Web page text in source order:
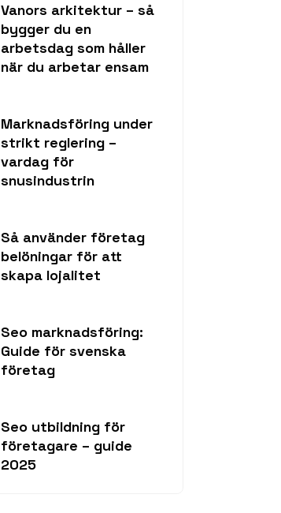
Vanors arkitektur – så
bygger du en
arbetsdag som håller
när du arbetar ensam
Marknadsföring under
strikt reglering –
vardag för
snusindustrin
Så använder företag
belöningar för att
skapa lojalitet
Seo marknadsföring:
Guide för svenska
företag
Seo utbildning för
företagare – guide
2025